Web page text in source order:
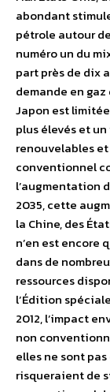
abondant
pétrole autour
numéro un du
part près de dix
demande en
Japon est
plus élevés et
renouvelables
conventionnel
l’augmentation
2035, cette
la Chine, des
n’en est encore
dans de
ressources
l’Édition
2012, l’impact
non
elles ne sont
risqueraient de